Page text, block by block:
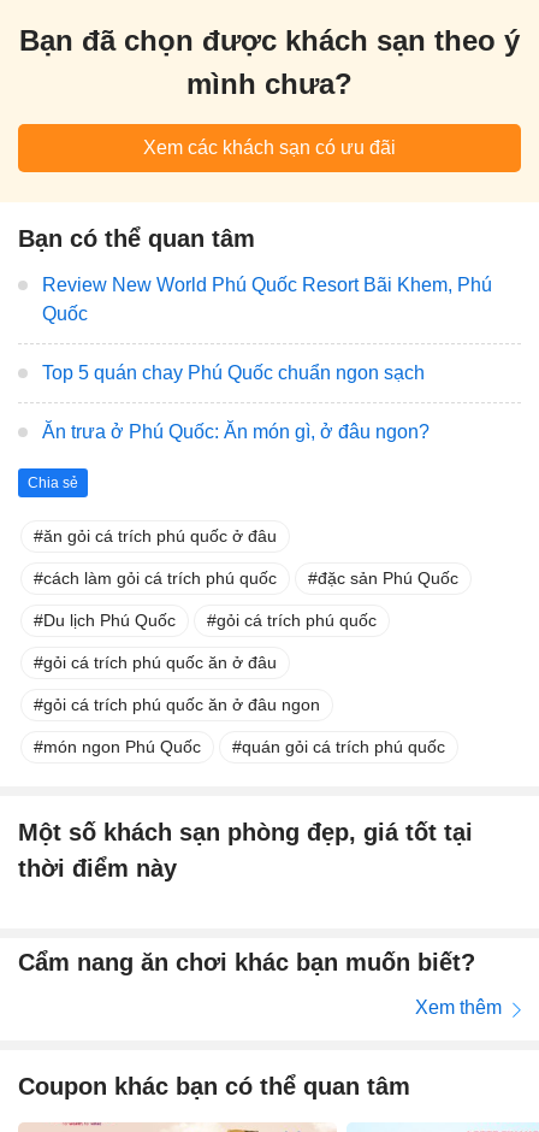
Bạn đã chọn được khách sạn theo ý
mình chưa?
Xem các khách sạn có ưu đãi
Bạn có thể quan tâm
Review New World Phú Quốc Resort Bãi Khem, Phú
Quốc
Top 5 quán chay Phú Quốc chuẩn ngon sạch
Ăn trưa ở Phú Quốc: Ăn món gì, ở đâu ngon?
Chia sẻ
ăn gỏi cá trích phú quốc ở đâu
cách làm gỏi cá trích phú quốc đặc sản Phú Quốc
Du lịch Phú Quốc gỏi cá trích phú quốc
gỏi cá trích phú quốc ăn ở đâu
gỏi cá trích phú quốc ăn ở đâu ngon
món ngon Phú Quốc quán gỏi cá trích phú quốc
Một số khách sạn phòng đẹp, giá tốt tại
thời điểm này
Cẩm nang ăn chơi khác bạn muốn biết?
Xem thêm
Coupon khác bạn có thể quan tâm